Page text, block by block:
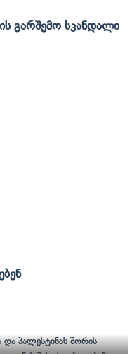
Გარშემო Სკანდალი